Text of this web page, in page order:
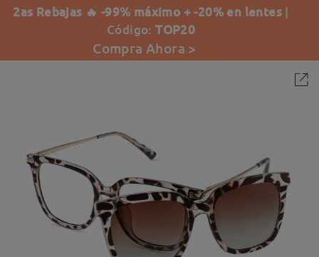
2as Rebajas 🔥 -99% máximo + -20% en lentes |
Código:TOP20
Compra Ahora >